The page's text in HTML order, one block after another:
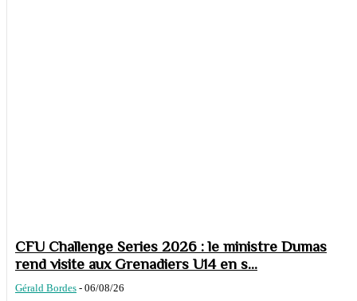
CFU Challenge Series 2026 : le ministre Dumas
rend visite aux Grenadiers U14 en s...
Gérald Bordes - 06/08/26